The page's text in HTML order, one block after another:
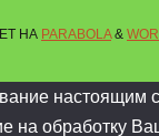
НА PARABOLA&
настоящим
на обработку